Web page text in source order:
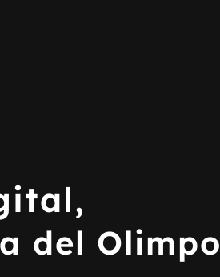
del Olimpo